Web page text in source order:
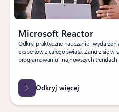
Microsoft Reactor
Odkryj praktyczne nauczanie i
ekspertów z całego świata. Zanurz się w
programowaniu i najnowszych
Odkryj więcej